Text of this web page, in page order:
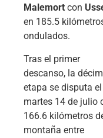
Malemort con
en 185.5
ondulados.
Tras el primer
descanso, la
etapa se disputa el
martes 14 de julio
166.6 kilómetros
montaña entre